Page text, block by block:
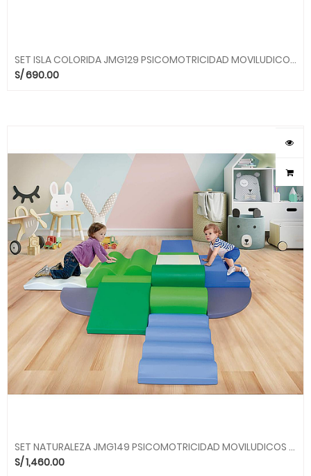
SET ISLA COLORIDA JMG129 PSICOMOTRICIDAD MOVILUDICOS MGO
S/690.00
SET NATURALEZA JMG149 PSICOMOTRICIDAD MOVILUDICOS MGO
S/1,460.00